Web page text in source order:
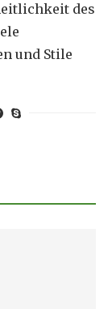
des
und Stile